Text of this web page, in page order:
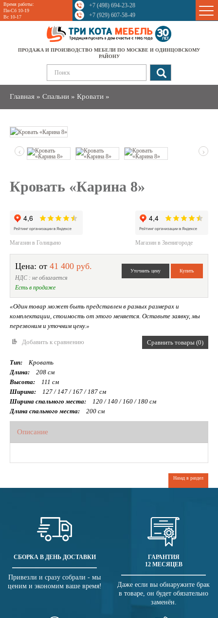
Время работы:
Пн-Сб 10-19
Вс 10-17
+7 (498) 694-23-28
+7 (929) 607-58-49
ПРОДАЖА И ПРОИЗВОДСТВО МЕБЕЛИ ПО МОСКВЕ И ОДИНЦОВСКОМУ
РАЙОНУ
Главная » Спальни » Кровати »
Sale
‹ ›
Кровать «Карина 8»
Магазин в Голицыно Магазин в Звенигороде
Цена: от 41 400 руб.
НДС : не облагается
Есть в продаже
«Один товар может быть представлен в разных размерах и
комплектации, стоимость от этого меняется. Оставьте заявку, мы
перезвоним и уточним цену.»
Добавить к сравнению Сравнить товары (0)
Тип:
Кровать
Длина:
208 см
Высота:
111 см
Ширина:
127 / 147 / 167 / 187 см
Ширина спального места:
120 / 140 / 160 / 180 см
Длина спального места:
200 см
Описание
Назад в раздел
СБОРКА В ДЕНЬ ДОСТАВКИ
Привезли и сразу собрали - мы
ценим и экономим ваше время!
ГАРАНТИЯ
12 МЕСЯЦЕВ
Даже если вы обнаружите брак
в товаре, он будет обязательно
заменён.